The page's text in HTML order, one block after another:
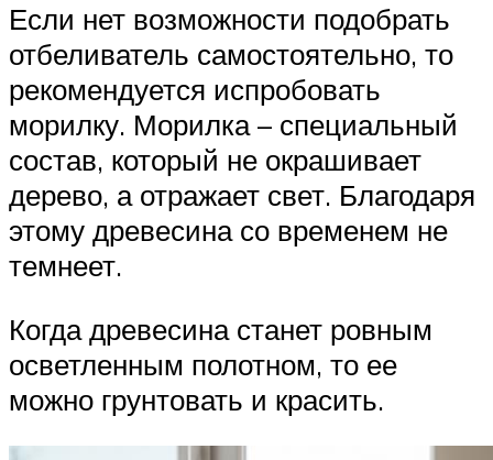
Если нет возможности подобрать
отбеливатель самостоятельно, то
рекомендуется испробовать
морилку. Морилка – специальный
состав, который не окрашивает
дерево, а отражает свет. Благодаря
этому древесина со временем не
темнеет.
Когда древесина станет ровным
осветленным полотном, то ее
можно грунтовать и красить.